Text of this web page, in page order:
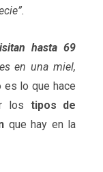
hasta 69
en una miel,
es lo que hace
los tipos de
que hay en la